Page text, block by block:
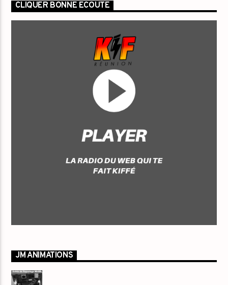
CLIQUER BONNE ECOUTE
JM ANIMATIONS